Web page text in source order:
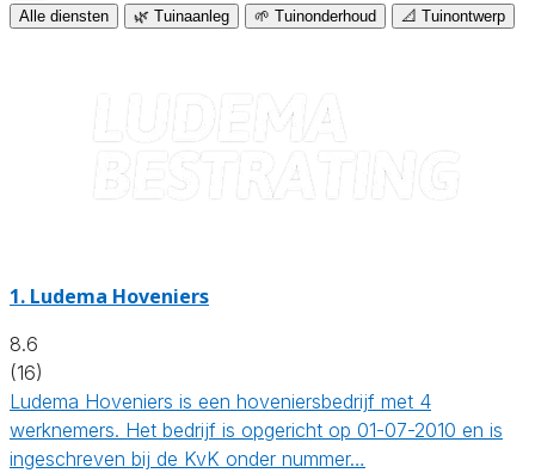
Alle diensten 🌿 Tuinaanleg 🌱 Tuinonderhoud 📐 Tuinontwerp
1. Ludema Hoveniers
8.6
(16)
Ludema Hoveniers is een hoveniersbedrijf met 4
werknemers. Het bedrijf is opgericht op 01-07-2010 en is
ingeschreven bij de KvK onder nummer…